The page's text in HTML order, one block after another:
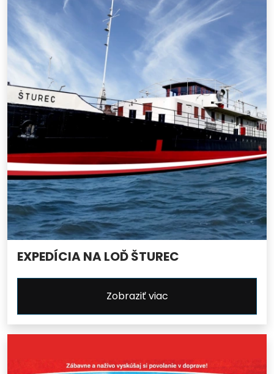
EXPEDÍCIA NA LOĎ ŠTUREC
Zobraziť viac